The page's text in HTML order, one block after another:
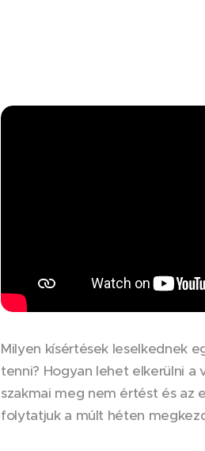
Milyen kísértések leselkednek
tenni? Hogyan lehet elkerülni a
szakmai meg nem értést és az
folytatjuk a múlt héten